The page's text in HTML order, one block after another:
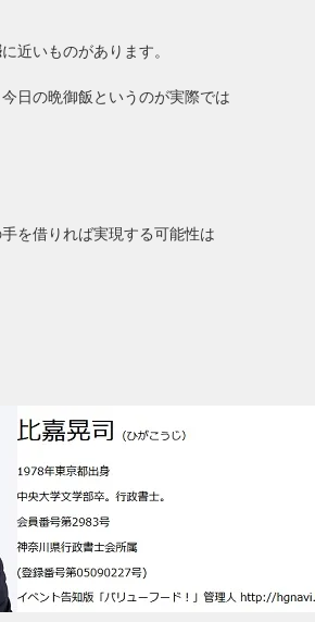
に近いものがあります。
日の晩御飯というのが実際では
を借りれば実現する可能性は